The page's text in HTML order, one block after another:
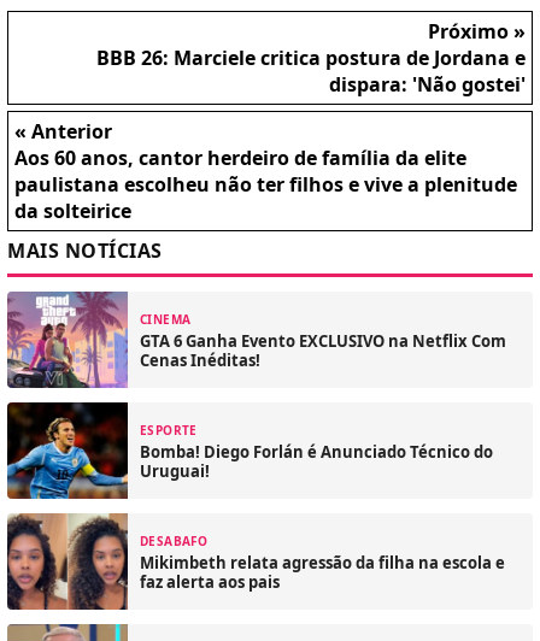
Próximo »
BBB 26: Marciele critica postura de Jordana e
dispara: 'Não gostei'
« Anterior
Aos 60 anos, cantor herdeiro de família da elite
paulistana escolheu não ter filhos e vive a plenitude
da solteirice
MAIS NOTÍCIAS
CINEMA
GTA 6 Ganha Evento EXCLUSIVO na Netflix Com
Cenas Inéditas!
ESPORTE
Bomba! Diego Forlán é Anunciado Técnico do
Uruguai!
DESABAFO
Mikimbeth relata agressão da filha na escola e
faz alerta aos pais